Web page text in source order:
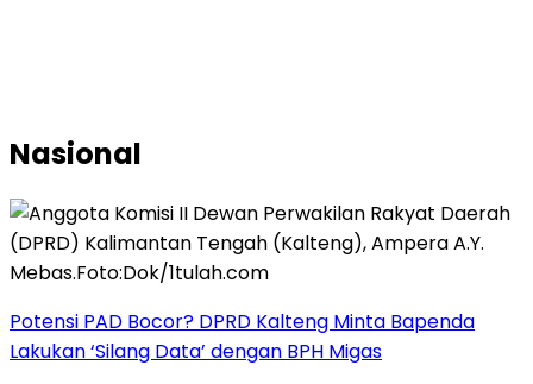
Nasional
Potensi PAD Bocor? DPRD Kalteng Minta Bapenda
Lakukan ‘Silang Data’ dengan BPH Migas